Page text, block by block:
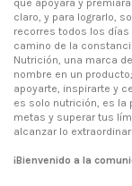
claro, y para lograrlo,
recorres todos los
camino de la
Nutrición, una marca
nombre en un
apoyarte, inspirarte y
es solo nutrición, es la
metas y superar tus
alcanzar lo
¡Bienvenido a la